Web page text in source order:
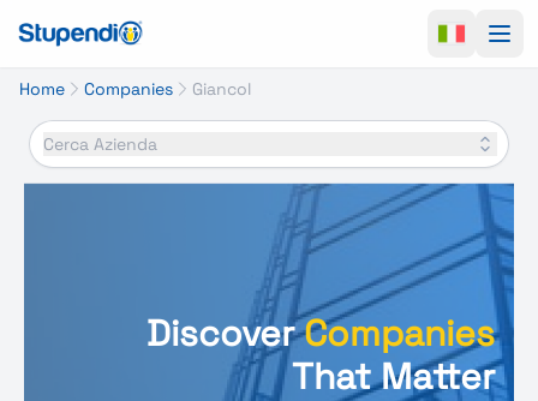
Home Companies Giancol
Cerca Azienda
DiscoverCompanies
That Matter